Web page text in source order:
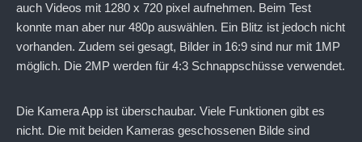
auch Videos mit 1280 x 720 pixel aufnehmen. Beim Test
konnte man aber nur 480p auswählen. Ein Blitz ist jedoch nicht
vorhanden. Zudem sei gesagt, Bilder in 16:9 sind nur mit 1MP
möglich. Die 2MP werden für 4:3 Schnappschüsse verwendet.
Die Kamera App ist überschaubar. Viele Funktionen gibt es
nicht. Die mit beiden Kameras geschossenen Bilde sind